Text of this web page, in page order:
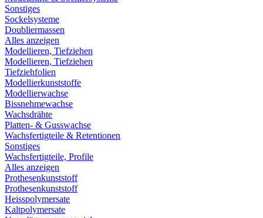
Sonstiges
Sockelsysteme
Doubliermassen
Alles anzeigen
Modellieren, Tiefziehen
Modellieren, Tiefziehen
Tiefziehfolien
Modellierkunststoffe
Modellierwachse
Bissnehmewachse
Wachsdrähte
Platten- & Gusswachse
Wachsfertigteile & Retentionen
Sonstiges
Wachsfertigteile, Profile
Alles anzeigen
Prothesenkunststoff
Prothesenkunststoff
Heisspolymersate
Kaltpolymersate